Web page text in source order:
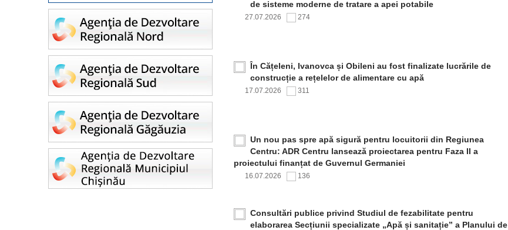
de sisteme moderne de tratare a apei potabile
27.07.2026 274
În Cățeleni, Ivanovca și Obileni au fost finalizate lucrările de
construcție a rețelelor de alimentare cu apă
17.07.2026 311
Un nou pas spre apă sigură pentru locuitorii din Regiunea
Centru: ADR Centru lansează proiectarea pentru Faza II a
proiectului finanțat de Guvernul Germaniei
16.07.2026 136
Consultări publice privind Studiul de fezabilitate pentru
elaborarea Secțiunii specializate „Apă și sanitație” a Planului de